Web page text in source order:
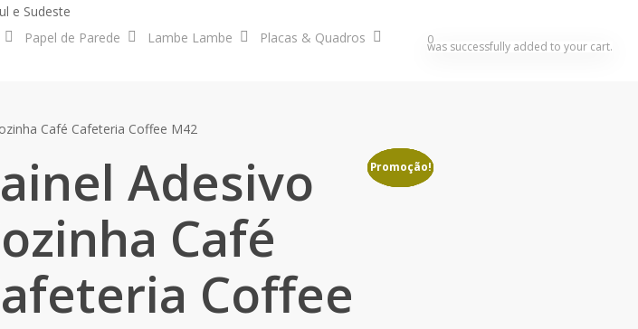
e Sudeste
Papel de Parede Lambe Lambe Placas & Quadros searchaccount
0
was successfully added to your cart.
Café Cafeteria Coffee M42
Adesivo
Café
Coffee
Promoção!
Promoção!
Promoção!
Promoção!